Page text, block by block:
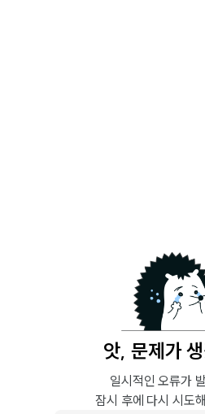
앗, 문제가
일시적인 오류가
잠시 후에 다시 시도